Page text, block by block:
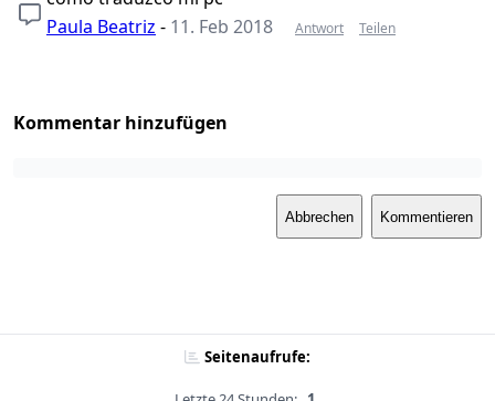
Paula Beatriz - 11. Feb 2018 Antwort Teilen
Kommentar hinzufügen
Abbrechen Kommentieren
Seitenaufrufe: